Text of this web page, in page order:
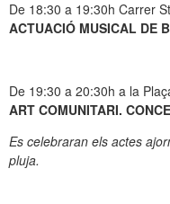
De 18:30 a 19:30h Carrer
ACTUACIÓ MUSICAL DE
De 19:30 a 20:30h a la
ART COMUNITARI.
Es celebraran els actes
pluja.